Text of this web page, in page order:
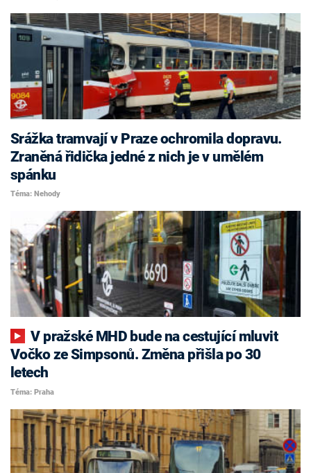
Srážka tramvají v Praze ochromila dopravu.
Zraněná řidička jedné z nich je v umělém
spánku
Téma: Nehody
V pražské MHD bude na cestující mluvit
Vočko ze Simpsonů. Změna přišla po 30
letech
Téma: Praha